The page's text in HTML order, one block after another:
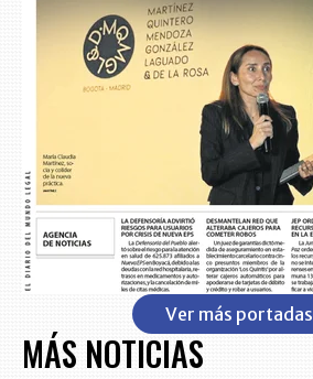
Ver más portadas
MÁS NOTICIAS